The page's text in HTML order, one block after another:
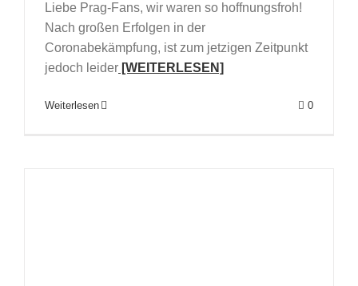
Liebe Prag-Fans, wir waren so hoffnungsfroh!
Nach großen Erfolgen in der
Coronabekämpfung, ist zum jetzigen Zeitpunkt
jedoch leider [WEITERLESEN]
Weiterlesen 0